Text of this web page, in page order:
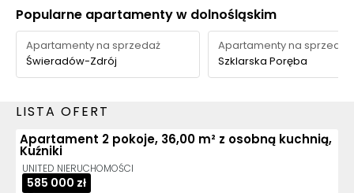
Popularne apartamenty w dolnośląskim
Apartamenty na sprzedaż
Świeradów-Zdrój
Apartamenty na sprzedaż
Szklarska Poręba
LISTA OFERT
Apartament 2 pokoje, 36,00 m² z osobną kuchnią,
Kuźniki
UNITED NIERUCHOMOŚCI
585 000 zł